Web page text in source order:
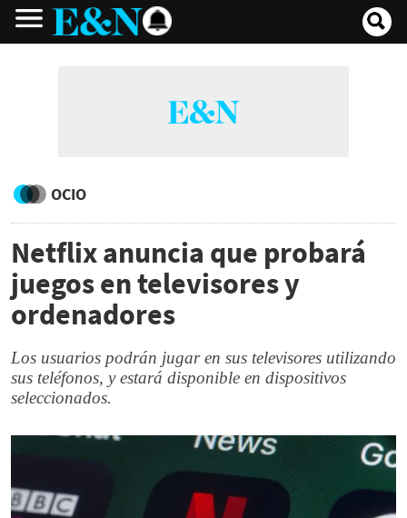
OCIO
Netflix anuncia que probará
juegos en televisores y
ordenadores
Los usuarios podrán jugar en sus televisores utilizando
sus teléfonos, y estará disponible en dispositivos
seleccionados.